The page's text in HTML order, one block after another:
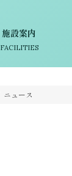
施設案内
FACILITIES
ニュース